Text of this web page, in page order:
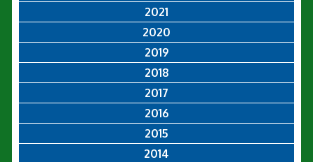
2021
2020
2019
2018
2017
2016
2015
2014